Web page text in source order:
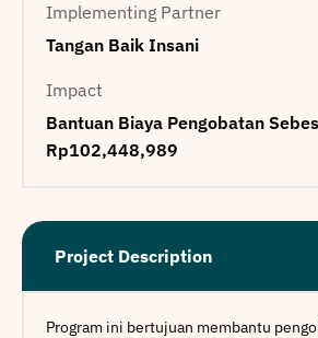
Implementing Partner
Tangan Baik Insani
Impact
Bantuan Biaya Pengobatan
Rp102,448,989
Project Description
Program ini bertujuan membantu